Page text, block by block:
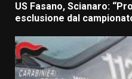
US Fasano, Scianaro:
esclusione dal